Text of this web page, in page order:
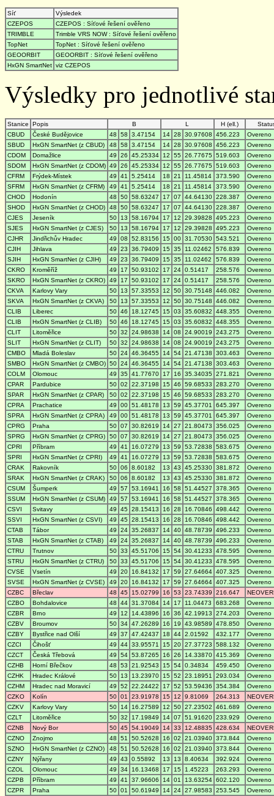
Síť
Výsledek
CZEPOS
CZEPOS : Síťové řešení ověřeno
TRIMBLE
Trimble VRS NOW : Síťové řešení ověřeno
TopNet
TopNet : Síťové řešení ověřeno
GEOORBIT
GEOORBIT : Síťové řešení ověřeno
HxGN SmartNet viz CZEPOS
Výsledky pro jednotlivé
Stanice Popis B L H (ell.)
CBUD
České Budějovice 48 58 3.47154 14 28 30.97608 456.223
Overeno
SBUD
HxGN SmartNet (z CBUD) 48 58 3.47154 14 28 30.97608 456.223
Overeno
CDOM
Domažlice 49 26 45.25334 12 55 26.77675 519.603
Overeno
SDOM
HxGN SmartNet (z CDOM) 49 26 45.25334 12 55 26.77675 519.603
Overeno
CFRM
Frýdek-Místek 49 41 5.25414 18 21 11.45814 373.590
Overeno
SFRM
HxGN SmartNet (z CFRM) 49 41 5.25414 18 21 11.45814 373.590
Overeno
CHOD
Hodonín 48 50 58.63247 17 07 44.64130 228.387
Overeno
SHOD
HxGN SmartNet (z CHOD) 48 50 58.63247 17 07 44.64130 228.387
Overeno
CJES
Jeseník 50 13 58.16794 17 12 29.39828 495.223
Overeno
SJES
HxGN SmartNet (z CJES) 50 13 58.16794 17 12 29.39828 495.223
Overeno
CJHR
Jindřichův Hradec 49 08 52.83156 15 00 31.70530 543.521
Overeno
CJIH
Jihlava 49 23 36.79409 15 35 11.02462 576.839
Overeno
SJIH
HxGN SmartNet (z CJIH) 49 23 36.79409 15 35 11.02462 576.839
Overeno
CKRO
Kroměříž 49 17 50.93102 17 24 0.51417 258.576
Overeno
SKRO
HxGN SmartNet (z CKRO) 49 17 50.93102 17 24 0.51417 258.576
Overeno
CKVA
Karlovy Vary 50 13 57.33553 12 50 30.75148 446.082
Overeno
SKVA
HxGN SmartNet (z CKVA) 50 13 57.33553 12 50 30.75148 446.082
Overeno
CLIB
Liberec 50 46 18.12745 15 03 35.60832 448.355
Overeno
CLIB
HxGN SmartNet (z CLIB) 50 46 18.12745 15 03 35.60832 448.355
Overeno
CLIT
Litoměřice 50 32 24.98638 14 08 24.90019 243.275
Overeno
SLIT
HxGN SmartNet (z CLIT) 50 32 24.98638 14 08 24.90019 243.275
Overeno
CMBO
Mladá Boleslav 50 24 46.36455 14 54 21.47138 303.463
Overeno
SMBO
HxGN SmartNet (z CMBO) 50 24 46.36455 14 54 21.47138 303.463
Overeno
COLM
Olomouc 49 35 41.77670 17 16 35.34035 271.821
Overeno
CPAR
Pardubice 50 02 22.37198 15 46 59.68533 283.270
Overeno
SPAR
HxGN SmartNet (z CPAR) 50 02 22.37198 15 46 59.68533 283.270
Overeno
CPRA
Prachatice 49 00 51.48178 13 59 45.37701 645.397
Overeno
SPRA
HxGN SmartNet (z CPRA) 49 00 51.48178 13 59 45.37701 645.397
Overeno
CPRG
Praha 50 07 30.82619 14 27 21.80473 356.025
Overeno
SPRG
HxGN SmartNet (z CPRG) 50 07 30.82619 14 27 21.80473 356.025
Overeno
CPRI
Příbram 49 41 16.07279 13 59 53.72838 583.675
Overeno
SPRI
HxGN SmartNet (z CPRI) 49 41 16.07279 13 59 53.72838 583.675
Overeno
CRAK
Rakovník 50 06 8.60182 13 43 45.25330 381.872
Overeno
SRAK
HxGN SmartNet (z CRAK) 50 06 8.60182 13 43 45.25330 381.872
Overeno
CSUM
Šumperk 49 57 53.16941 16 58 51.44527 378.365
Overeno
SSUM
HxGN SmartNet (z CSUM) 49 57 53.16941 16 58 51.44527 378.365
Overeno
CSVI
Svitavy 49 45 28.15413 16 28 16.70846 498.442
Overeno
SSVI
HxGN SmartNet (z CSVI) 49 45 28.15413 16 28 16.70846 498.442
Overeno
CTAB
Tábor 49 24 35.26837 14 40 48.78739 496.233
Overeno
STAB
HxGN SmartNet (z CTAB) 49 24 35.26837 14 40 48.78739 496.233
Overeno
CTRU
Trutnov 50 33 45.51706 15 54 30.41233 478.595
Overeno
STRU
HxGN SmartNet (z CTRU) 50 33 45.51706 15 54 30.41233 478.595
Overeno
CVSE
Vsetín 49 20 16.84132 17 59 27.64664 407.325
Overeno
SVSE
HxGN SmartNet (z CVSE) 49 20 16.84132 17 59 27.64664 407.325
Overeno
CZBC
Břeclav 48 45 15.02799 16 53 23.74339 216.647
CZBO
Bohdalovice 48 44 31.37084 14 17 11.04473 683.268
Overeno
CZBR
Brno 49 12 14.43896 16 36 42.19913 274.203
Overeno
CZBV
Broumov 50 34 47.26289 16 19 43.98589 478.850
Overeno
CZBY
Bystřice nad Olší 49 37 47.42437 18 44 2.01592 432.177
Overeno
CZCI
Čihošť 49 44 33.95571 15 20 27.37723 588.132
Overeno
CZCT
Česká Třebová 49 54 53.87265 16 26 14.33870 415.369
Overeno
CZHB
Horní Břečkov 48 53 21.92543 15 54 0.34834 459.450
Overeno
CZHK
Hradec Králové 50 13 13.23970 15 52 23.18951 293.034
Overeno
CZHM
Hradec nad Moravicí 49 52 22.24422 17 52 53.59436 354.384
Overeno
CZKO
Kolín 50 01 23.91978 15 12 9.81069 264.313
CZKV
Karlovy Vary 50 14 16.27589 12 50 27.23502 461.689
Overeno
CZLT
Litoměřice 50 32 17.19849 14 07 51.91620 233.929
Overeno
CZNB
Nový Bor 50 45 54.19049 14 33 12.48835 428.634
CZNO
Znojmo 48 51 50.52628 16 02 21.03940 373.844
Overeno
SZNO
HxGN SmartNet (z CZNO) 48 51 50.52628 16 02 21.03940 373.844
Overeno
CZNY
Nýřany 49 43 0.55892 13 13 8.40634 392.924
Overeno
CZOL
Olomouc 49 34 16.13468 17 15 1.45223 263.293
Overeno
CZPB
Příbram 49 41 37.96606 14 01 13.63254 602.120
Overeno
CZPR
Praha 50 01 50.61949 14 24 27.98583 253.545
Overeno